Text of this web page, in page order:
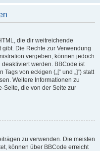
die dir weitreichende
Die Rechte zur Verwendung
vergeben, können jedoch
werden. BBCode ist
von eckigen („[“ und „]“) statt
Weitere Informationen zu
Seite, die von der Seite zur
zu verwenden. Die meisten
können über BBCode erreicht